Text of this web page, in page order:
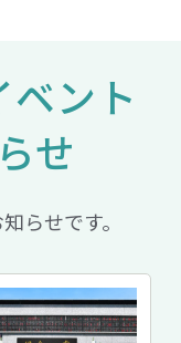
ント
せ
らせです。